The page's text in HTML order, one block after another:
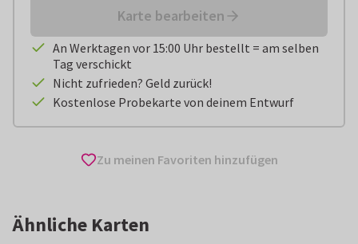
Karte bearbeiten
An Werktagen vor 15:00 Uhr bestellt = am selben
Tag verschickt
Nicht zufrieden? Geld zurück!
Kostenlose Probekarte von deinem Entwurf
Zu meinen Favoriten hinzufügen
Ähnliche Karten